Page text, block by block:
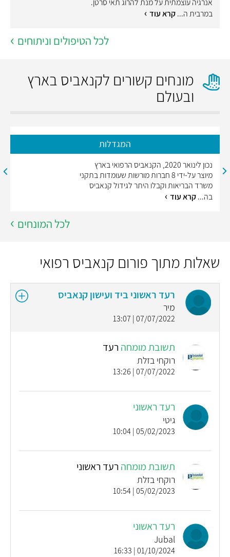
אנרגיה עוצמתית על מנת להרוג תאי סרטן.
במרבית ה...קרא עוד
לכל הטיפולים וניתוחים
מונחים קשורים לקנאביס בארץ
ובעולם
המגדלות
נכון לינואר 2020, הקנאביס הרפואי בארץ
מיוצר על-ידי 8 חברות מורשות שעומדות בתקני
משרד הבריאות וקבלו היתר לגידול קנאביס
בה...קרא עוד
לכל המונחים
שאלות מתוך פורום קנאביס רפואי
רעד ראשוני ביד ועישון קנאביס
מיר
07/07/2022 | 13:07
תשובת מומחה רעד
רוקחי בזלת
07/07/2022 | 13:26
רעד ראשוני
גיטי
05/02/2023 | 10:04
תשובת מומחה רעד ראשוני
רוקחי בזלת
05/02/2023 | 10:54
רעד ראשוני
Jubal
01/10/2024 | 16:33